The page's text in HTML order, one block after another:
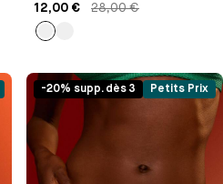
12,00 €
28,00 €
Bleu
-20% supp. dès 3 Petits Prix